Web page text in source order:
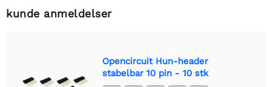
kunde anmeldelser
Opencircuit Hun-header
stabelbar 10 pin - 10 stk